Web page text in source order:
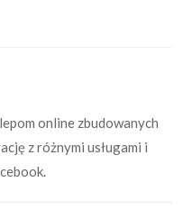
online zbudowanych
z różnymi usługami i